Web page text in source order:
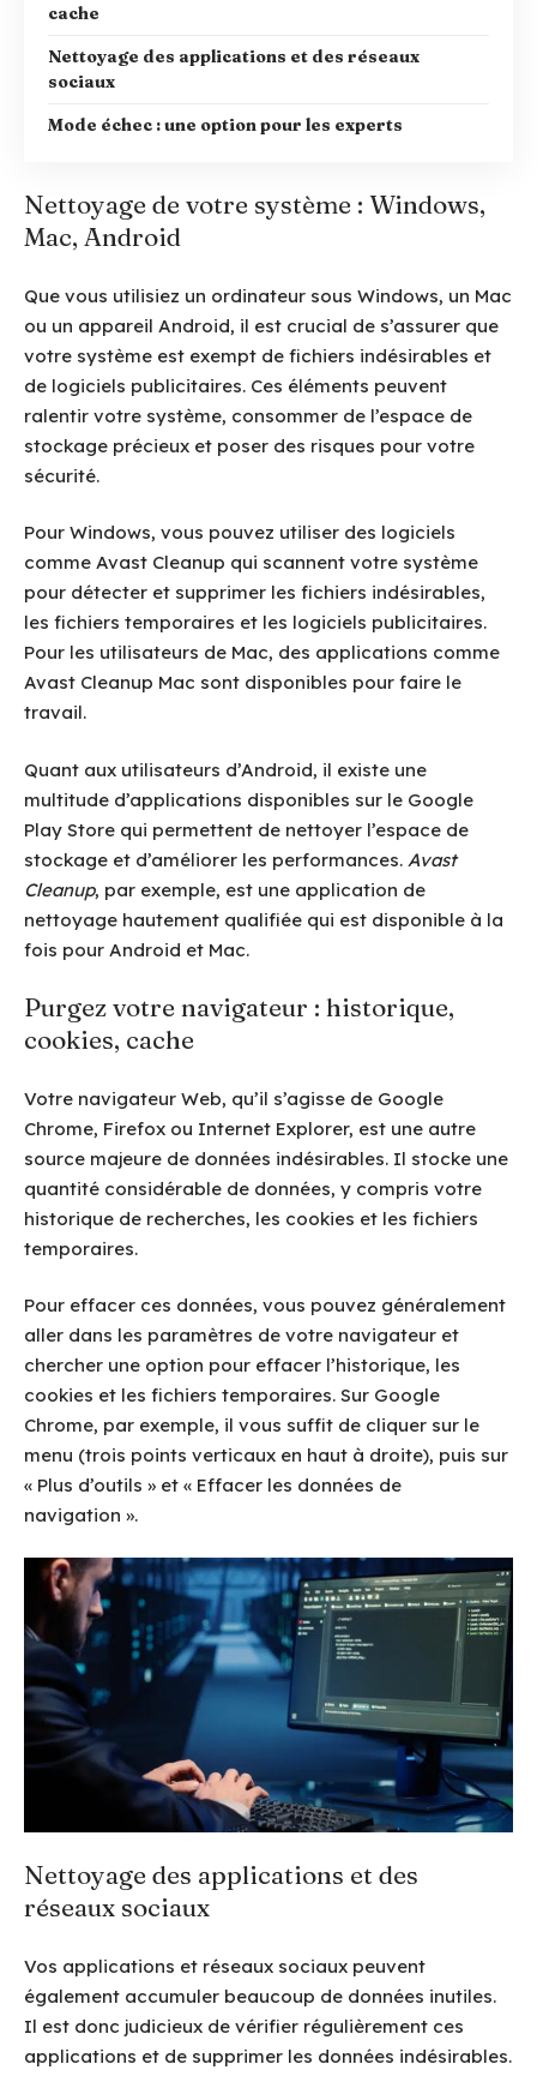
cache
Nettoyage des applications et des réseaux
sociaux
Mode échec : une option pour les experts
Nettoyage de votre système : Windows,
Mac, Android
Que vous utilisiez un ordinateur sous Windows, un Mac
ou un appareil Android, il est crucial de s’assurer que
votre système est exempt de fichiers indésirables et
de logiciels publicitaires. Ces éléments peuvent
ralentir votre système, consommer de l’espace de
stockage précieux et poser des risques pour votre
sécurité.
Pour Windows, vous pouvez utiliser des logiciels
comme Avast Cleanup qui scannent votre système
pour détecter et supprimer les fichiers indésirables,
les fichiers temporaires et les logiciels publicitaires.
Pour les utilisateurs de Mac, des applications comme
Avast Cleanup Mac sont disponibles pour faire le
travail.
Quant aux utilisateurs d’Android, il existe une
multitude d’applications disponibles sur le Google
Play Store qui permettent de nettoyer l’espace de
stockage et d’améliorer les performances. Avast
Cleanup, par exemple, est une application de
nettoyage hautement qualifiée qui est disponible à la
fois pour Android et Mac.
Purgez votre navigateur : historique,
cookies, cache
Votre navigateur Web, qu’il s’agisse de Google
Chrome, Firefox ou Internet Explorer, est une autre
source majeure de données indésirables. Il stocke une
quantité considérable de données, y compris votre
historique de recherches, les cookies et les fichiers
temporaires.
Pour effacer ces données, vous pouvez généralement
aller dans les paramètres de votre navigateur et
chercher une option pour effacer l’historique, les
cookies et les fichiers temporaires. Sur Google
Chrome, par exemple, il vous suffit de cliquer sur le
menu (trois points verticaux en haut à droite), puis sur
« Plus d’outils » et « Effacer les données de
navigation ».
Nettoyage des applications et des
réseaux sociaux
Vos applications et réseaux sociaux peuvent
également accumuler beaucoup de données inutiles.
Il est donc judicieux de vérifier régulièrement ces
applications et de supprimer les données indésirables.